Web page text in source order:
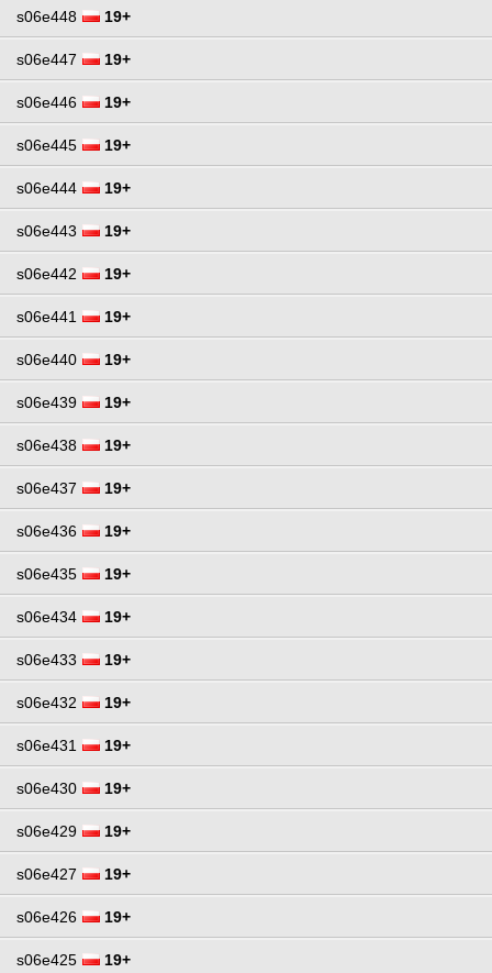
s06e448 19+
s06e447 19+
s06e446 19+
s06e445 19+
s06e444 19+
s06e443 19+
s06e442 19+
s06e441 19+
s06e440 19+
s06e439 19+
s06e438 19+
s06e437 19+
s06e436 19+
s06e435 19+
s06e434 19+
s06e433 19+
s06e432 19+
s06e431 19+
s06e430 19+
s06e429 19+
s06e427 19+
s06e426 19+
s06e425 19+